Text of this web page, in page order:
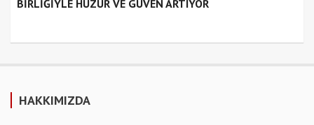
BİRLİĞİYLE HUZUR VE GÜVEN ARTIYOR
HAKKIMIZDA